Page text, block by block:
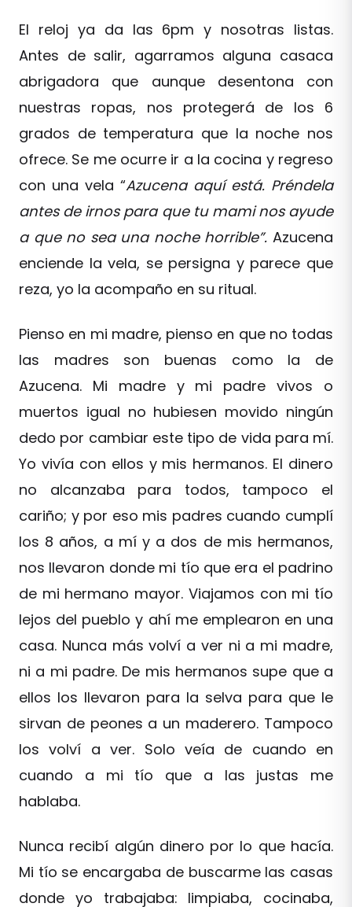
El reloj ya da las 6pm y nosotras listas.
Antes de salir, agarramos alguna casaca
abrigadora que aunque desentona con
nuestras ropas, nos protegerá de los 6
grados de temperatura que la noche nos
ofrece. Se me ocurre ir a la cocina y regreso
con una vela “Azucena aquí está. Préndela
antes de irnos para que tu mami nos ayude
a que no sea una noche horrible”. Azucena
enciende la vela, se persigna y parece que
reza, yo la acompaño en su ritual.
Pienso en mi madre, pienso en que no todas
las madres son buenas como la de
Azucena. Mi madre y mi padre vivos o
muertos igual no hubiesen movido ningún
dedo por cambiar este tipo de vida para mí.
Yo vivía con ellos y mis hermanos. El dinero
no alcanzaba para todos, tampoco el
cariño; y por eso mis padres cuando cumplí
los 8 años, a mí y a dos de mis hermanos,
nos llevaron donde mi tío que era el padrino
de mi hermano mayor. Viajamos con mi tío
lejos del pueblo y ahí me emplearon en una
casa. Nunca más volví a ver ni a mi madre,
ni a mi padre. De mis hermanos supe que a
ellos los llevaron para la selva para que le
sirvan de peones a un maderero. Tampoco
los volví a ver. Solo veía de cuando en
cuando a mi tío que a las justas me
hablaba.
Nunca recibí algún dinero por lo que hacía.
Mi tío se encargaba de buscarme las casas
donde yo trabajaba: limpiaba, cocinaba,